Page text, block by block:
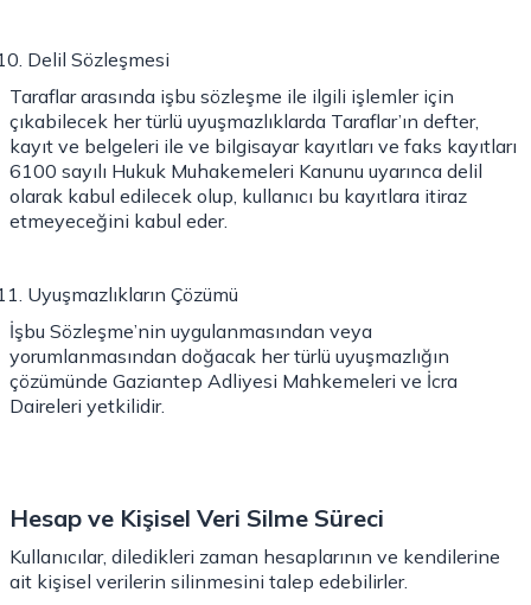
Delil Sözleşmesi
Taraflar arasında işbu sözleşme ile ilgili işlemler için
çıkabilecek her türlü uyuşmazlıklarda Taraflar’ın defter,
kayıt ve belgeleri ile ve bilgisayar kayıtları ve faks kayıtları
6100 sayılı Hukuk Muhakemeleri Kanunu uyarınca delil
olarak kabul edilecek olup, kullanıcı bu kayıtlara itiraz
etmeyeceğini kabul eder.
Uyuşmazlıkların Çözümü
İşbu Sözleşme’nin uygulanmasından veya
yorumlanmasından doğacak her türlü uyuşmazlığın
çözümünde Gaziantep Adliyesi Mahkemeleri ve İcra
Daireleri yetkilidir.
Hesap ve Kişisel Veri Silme Süreci
Kullanıcılar, diledikleri zaman hesaplarının ve kendilerine
ait kişisel verilerin silinmesini talep edebilirler.